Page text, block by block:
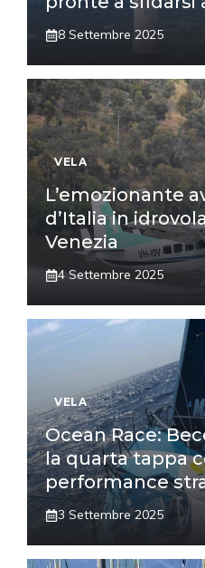
8 Settembre 2025
VELA
L’emozionante
d’Italia in
Venezia
4 Settembre 2025
VELA
Ocean Race:
la quarta tappa
performance
3 Settembre 2025